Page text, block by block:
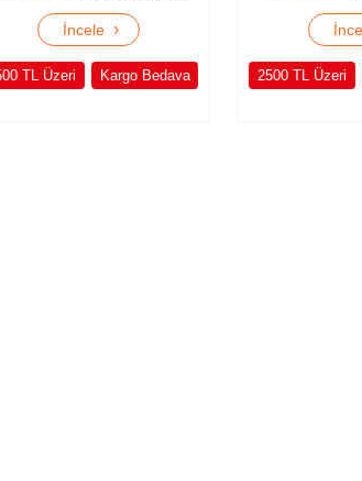
İncele ›
TL Üzeri Kargo Bedava 2500 TL Üzeri